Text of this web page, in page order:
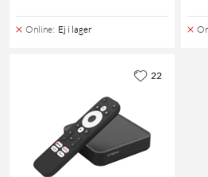
Online: Ej i lager
22